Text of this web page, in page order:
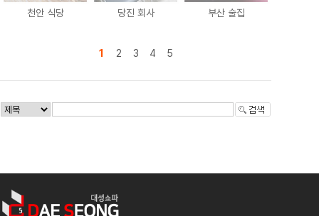
천안 식당 당진 회사 부산 술집
1 2 3 4 5